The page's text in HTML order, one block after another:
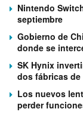
Nintendo
septiembre
Gobierno de
donde se
SK Hynix
dos fábricas de
Los nuevos
perder